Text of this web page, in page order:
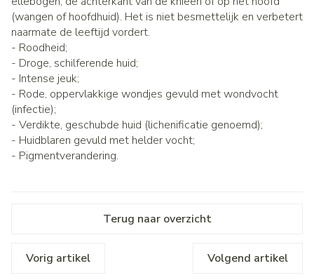
(wangen of hoofdhuid). Het is niet besmettelijk en verbetert
naarmate de leeftijd vordert.
- Roodheid;
- Droge, schilferende huid;
- Intense jeuk;
- Rode, oppervlakkige wondjes gevuld met wondvocht
(infectie);
- Verdikte, geschubde huid (lichenificatie genoemd);
- Huidblaren gevuld met helder vocht;
- Pigmentverandering.
Terug naar overzicht
Vorig artikel Volgend artikel